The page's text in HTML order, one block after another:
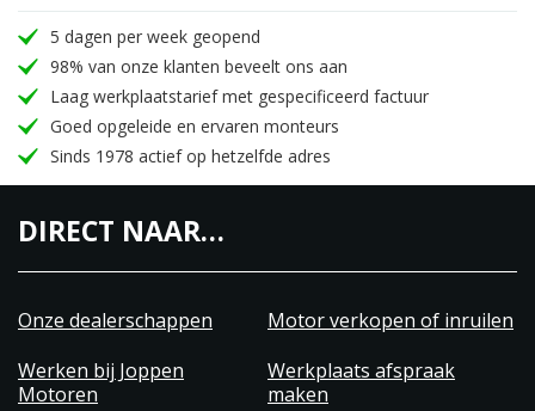
5 dagen per week geopend
98% van onze klanten beveelt ons aan
Laag werkplaatstarief met gespecificeerd factuur
Goed opgeleide en ervaren monteurs
Sinds 1978 actief op hetzelfde adres
DIRECT NAAR…
Onze dealerschappen
Motor verkopen of inruilen
Werken bij Joppen
Motoren
Werkplaats afspraak
maken